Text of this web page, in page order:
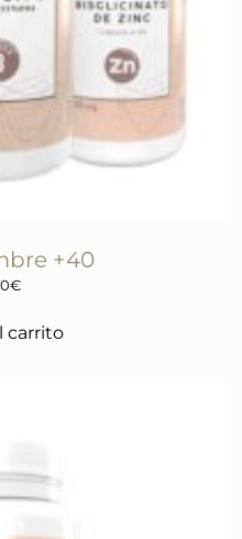
+40
€
carrito